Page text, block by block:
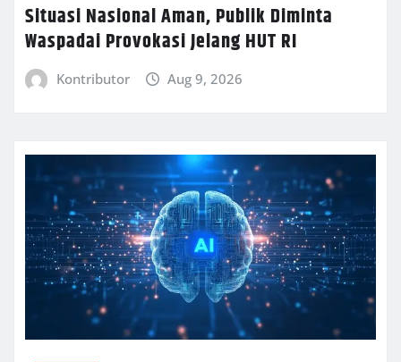
Situasi Nasional Aman, Publik Diminta
Waspadai Provokasi Jelang HUT RI
Kontributor Aug 9, 2026